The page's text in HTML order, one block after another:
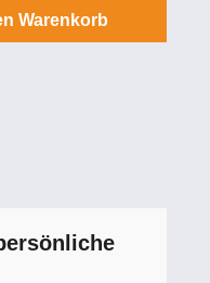
gewünschten
Warenkorb